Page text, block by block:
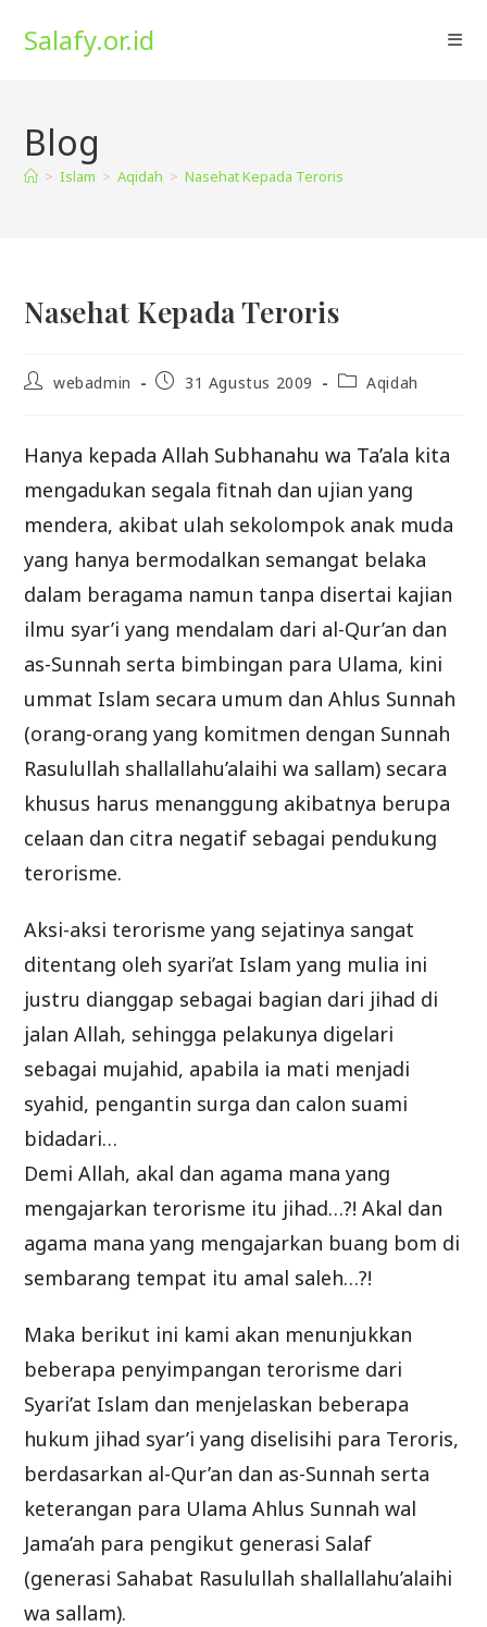
Salafy.or.id
Blog
> Islam > Aqidah > Nasehat Kepada Teroris
Nasehat Kepada Teroris
Postwebadmin
Post31 Agustus 2009
PostAqidah
Hanya kepada Allah Subhanahu wa Ta’ala kita
mengadukan segala fitnah dan ujian yang
mendera, akibat ulah sekolompok anak muda
yang hanya bermodalkan semangat belaka
dalam beragama namun tanpa disertai kajian
ilmu syar’i yang mendalam dari al-Qur’an dan
as-Sunnah serta bimbingan para Ulama, kini
ummat Islam secara umum dan Ahlus Sunnah
(orang-orang yang komitmen dengan Sunnah
Rasulullah shallallahu’alaihi wa sallam) secara
khusus harus menanggung akibatnya berupa
celaan dan citra negatif sebagai pendukung
terorisme.
Aksi-aksi terorisme yang sejatinya sangat
ditentang oleh syari’at Islam yang mulia ini
justru dianggap sebagai bagian dari jihad di
jalan Allah, sehingga pelakunya digelari
sebagai mujahid, apabila ia mati menjadi
syahid, pengantin surga dan calon suami
bidadari…
Demi Allah, akal dan agama mana yang
mengajarkan terorisme itu jihad…?! Akal dan
agama mana yang mengajarkan buang bom di
sembarang tempat itu amal saleh…?!
Maka berikut ini kami akan menunjukkan
beberapa penyimpangan terorisme dari
Syari’at Islam dan menjelaskan beberapa
hukum jihad syar’i yang diselisihi para Teroris,
berdasarkan al-Qur’an dan as-Sunnah serta
keterangan para Ulama Ahlus Sunnah wal
Jama’ah para pengikut generasi Salaf
(generasi Sahabat Rasulullah shallallahu’alaihi
wa sallam).